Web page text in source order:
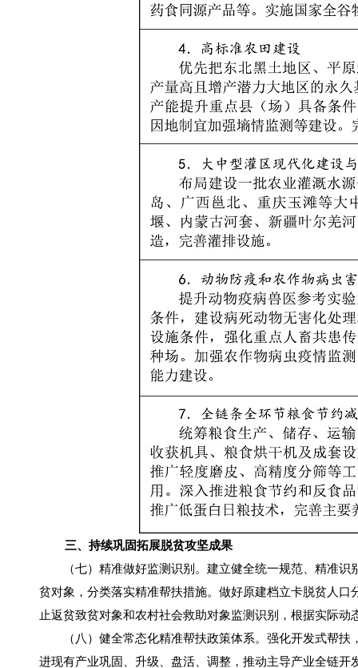
三、持续巩固拓展脱贫攻坚成果
（七）精准做好监测识别。建立健全统一规范、精准识
贫对象，分类落实精准帮扶措施。做好原建档立卡脱贫人
止返贫致贫对象和农村社会救助对象监测识别，根据实际动
（八）健全常态化精准帮扶政策体系。强化开发式帮扶
进现有产业巩固、升级、盘活、调整，推动主导产业全链